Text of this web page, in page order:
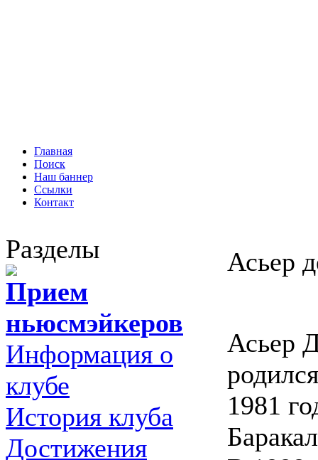
Главная
Поиск
Наш баннер
Ссылки
Контакт
Разделы
Прием
ньюсмэйкеров
Информация о
клубе
История клуба
Достижения
Асьер
Асьер
1981